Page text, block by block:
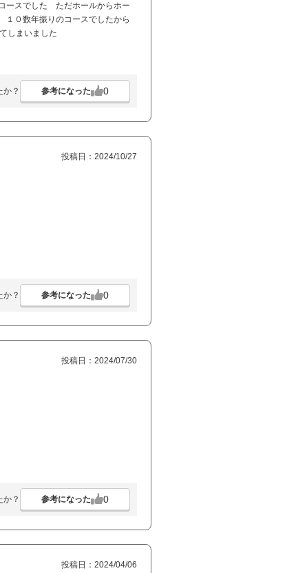
ースでした ただホールからホー
０数年振りのコースでしたから
しまいました
か？ 参考になった 0
投稿日：2024/10/27
か？ 参考になった 0
投稿日：2024/07/30
か？ 参考になった 0
投稿日：2024/04/06